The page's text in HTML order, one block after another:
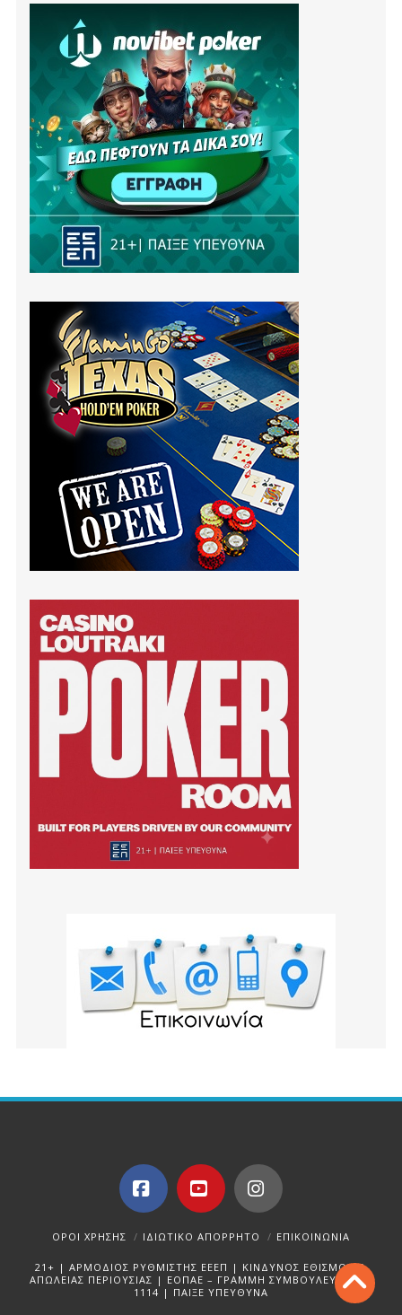
FacebookYouTubeInstagram
ΌΡΟΙ ΧΡΉΣΗΣ ΙΔΙΩΤΙΚΌ ΑΠΌΡΡΗΤΟ ΕΠΙΚΟΙΝΩΝΊΑ
21+ | ΑΡΜΟΔΙΟΣ ΡΥΘΜΙΣΤΗΣ ΕΕΕΠ | ΚΙΝΔΥΝΟΣ ΕΘΙΣΜΟΥ &
ΑΠΩΛΕΙΑΣ ΠΕΡΙΟΥΣΙΑΣ | ΕΟΠΑΕ – ΓΡΑΜΜΗ ΣΥΜΒΟΥΛΕΥΤΙΚΗΣ:
1114 | ΠΑΙΞΕ ΥΠΕΥΘΥΝΑ